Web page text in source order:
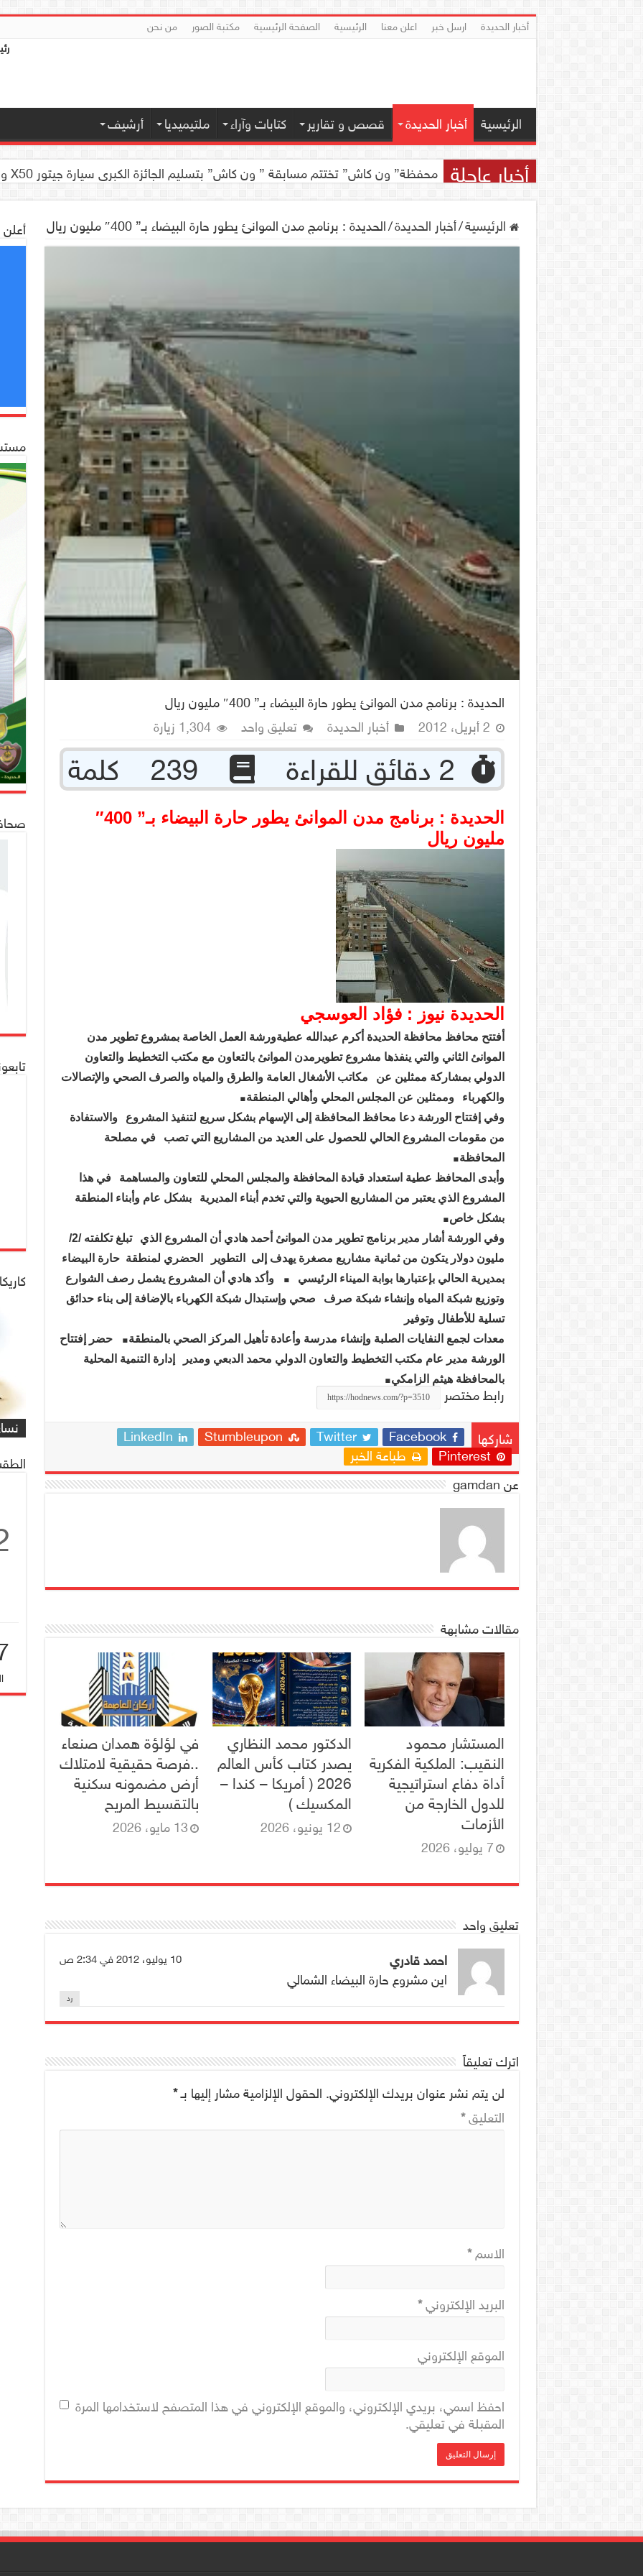
أخبار الحديدة ارسل خبر اعلن معنا الرئيسية الصفحة الرئيسية مكتبة الصور
من نحن
الرئيسية أخبار الحديدة قصص و تقارير كتابات وآراء ملتيميديا أرشيف
أخبار عاجلة محفظة” ون كاش” تختتم مسابقة ” ون كاش” بتسليم الجائزة الكبرى سيارة جيتور X50 والجوائز المالية لموديل 2026 بصنعاء
اجتماع للجمعية اليمنية العلمية للجهاز الهضمي تحضيراً لأول مؤتمر طبي لها
الرئيسية/أخبار الحديدة/الحديدة : برنامج مدن الموانئ يطور حارة البيضاء بـ” 400″ مليون ريال
الحديدة : برنامج مدن الموانئ يطور حارة البيضاء بـ” 400″ مليون ريال
2 أبريل، 2012
أخبار الحديدة تعليق واحد 1,304 زيارة
الحديدة : برنامج مدن الموانئ يطور حارة البيضاء بـ” 400″
مليون ريال
الحديدة نيوز : فؤاد العوسجي
أفتتح محافظ محافظة الحديدة أكرم عبدالله عطيةورشة العمل الخاصة بمشروع تطوير مدن
الموانئ الثاني والتي ينفذها مشروع تطويرمدن الموانئ بالتعاون مع مكتب التخطيط والتعاون
الدولي بمشاركة ممثلين عن
مكاتب الأشغال العامة والطرق والمياه والصرف الصحي والإتصالات
والكهرباء
وممثلين عن المجلس المحلي وأهالي المنطقة.
وفي إفتتاح الورشة دعا محافظ المحافظة إلى الإسهام بشكل سريع لتنفيذ المشروع
والاستفادة
من مقومات المشروع الحالي للحصول على العديد من المشاريع التي تصب
في مصلحة
المحافظة.
وأبدى المحافظ عطية استعداد قيادة المحافظة والمجلس المحلي للتعاون والمساهمة
في هذا
المشروع الذي يعتبر من المشاريع الحيوية والتي تخدم أبناء المديرية
بشكل عام وأبناء المنطقة
بشكل خاص.
وفي الورشة أشار مدير برنامج تطوير مدن الموانئ أحمد هادي أن المشروع الذي
تبلغ تكلفته /2/
مليون دولار يتكون من ثمانية مشاريع مصغرة يهدف إلى التطوير
الحضري لمنطقة حارة البيضاء
بمديرية الحالي بإعتبارها بوابة الميناء الرئيسي.وأكد هادي أن المشروع يشمل رصف الشوارع
وتوزيع شبكة المياه وإنشاء شبكة صرف
صحي وإستبدال شبكة الكهرباء بالإضافة إلى بناء حدائق
تسلية للأطفال وتوفير
معدات لجمع النفايات الصلبة وإنشاء مدرسة وأعادة تأهيل المركز الصحي بالمنطقة.حضر إفتتاح
الورشة مدير عام مكتب التخطيط والتعاون الدولي محمد الدبعي ومدير
إدارة التنمية المحلية
بالمحافظة هيثم الزامكي.
رابط مختصر
شاركها Facebook
Twitter
Stumbleupon
LinkedIn
Pinterest
طباعة الخبر
عن gamdan
مقالات مشابهة
المستشار محمود
النقيب: الملكية الفكرية
أداة دفاع استراتيجية
للدول الخارجة من
الأزمات
7 يوليو، 2026
الدكتور محمد النظاري
يصدر كتاب كأس العالم
2026 ( أمريكا – كندا –
المكسيك )
12 يونيو، 2026
في لؤلؤة همدان صنعاء
..فرصة حقيقية لامتلاك
أرض مضمونه سكنية
بالتقسيط المريح
13 مايو، 2026
تعليق واحد
احمد قادري 10 يوليو، 2012 في 2:34 ص
اين مشروع حارة البيضاء الشمالي
رد
اترك تعليقاً
لن يتم نشر عنوان بريدك الإلكتروني. الحقول الإلزامية مشار إليها بـ*
التعليق*
الاسم*
البريد الإلكتروني*
الموقع الإلكتروني
احفظ اسمي، بريدي الإلكتروني، والموقع الإلكتروني في هذا المتصفح لاستخدامها المرة
المقبلة في تعليقي.
أعلن
صحافة
/يصادف 1